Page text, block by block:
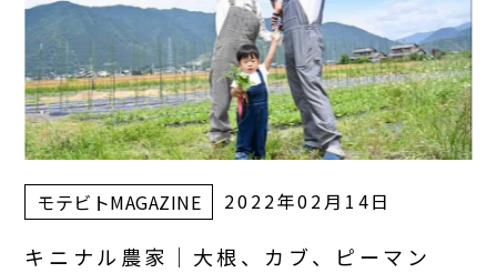
モテビトMAGAZINE 2022年02月14日
キニナル農家｜大根、カブ、ピーマン